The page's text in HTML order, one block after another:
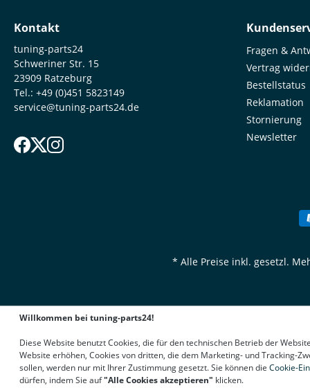
Kontakt
tuning-parts24
Schweriner Str. 15
23909 Ratzeburg
Tel.: +49 (0)451 5823149
service@tuning-parts24.de
Fragen &
Vertrag
Bestellstatus
Reklamation
Stornierung
Newsletter
* Alle Preise inkl. gesetzl.
Willkommen bei tuning-parts24!
Diese Website benutzt Cookies, die für den technischen Betrieb der
Website erhöhen, Cookies von dritten, die dem Marketing- und Tracking-
sollen, werden nur mit Ihrer Zustimmung gesetzt. Sie können die Cookie-
dürfen, indem Sie auf"Alle Cookies akzeptieren" klicken.